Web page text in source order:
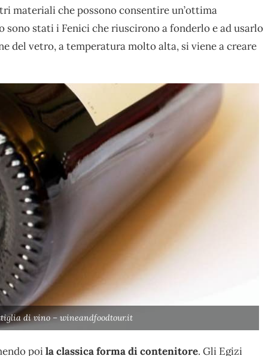
materiali che possono consentire un’ottima
stati i Fenici che riuscirono a fonderlo e ad usarlo
del vetro, a temperatura molto alta, si viene a creare
di vino – wineandfoodtour.it
poila classica forma di contenitore. Gli Egizi